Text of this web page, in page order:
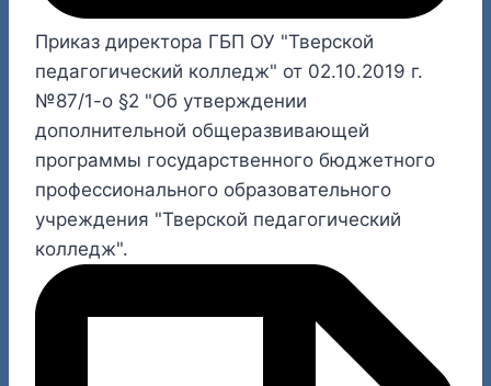
Приказ директора ГБП ОУ "Тверской
педагогический колледж" от 02.10.2019 г.
№87/1-о §2 "Об утверждении
дополнительной общеразвивающей
программы государственного бюджетного
профессионального образовательного
учреждения "Тверской педагогический
колледж".